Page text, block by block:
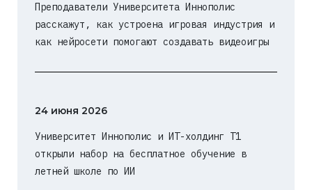
Преподаватели Университета Иннополис
расскажут, как устроена игровая индустрия и
как нейросети помогают создавать видеоигры
24 июня 2026
Университет Иннополис и ИТ-холдинг Т1
открыли набор на бесплатное обучение в
летней школе по ИИ